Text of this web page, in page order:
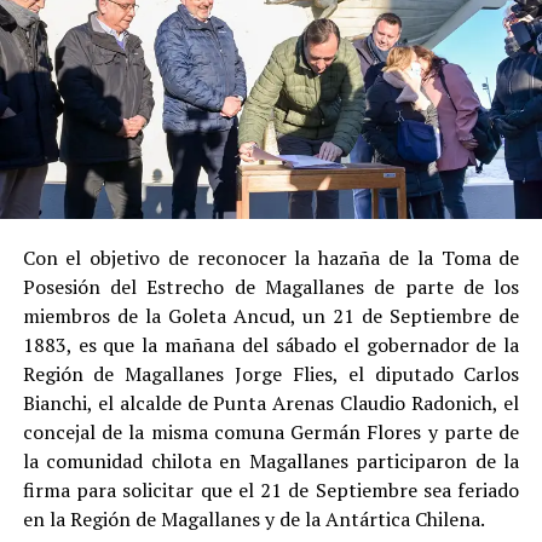
Sucolaboración sustancial con la investigación,
al admitir los hechos.
Suconducta anterior irreprochable , al no
registrar antecedentes penales previos.
Estas circunstancias jurídicas, sumadas al
procedimiento abreviado, redujeron la posibilidad de un
cumplimiento efectivo en recinto penitenciario.
Indemnización a la víctima y nueva investigación
por ocultamiento de bienes
En el ámbito civil, elJuzgado de Letras de Castrodictó
enseptiembre de 2023una sentencia que obliga a
Pedro Montecinos apagar una indemnización total de
$120 millonespor concepto de daño moral:
$80 millonesa favor de la víctima.
Con el objetivo de reconocer la hazaña de la Toma de
Posesión del Estrecho de Magallanes de parte de los
miembros de la Goleta Ancud, un 21 de Septiembre de
1883, es que la mañana del sábado el gobernador de la
Región de Magallanes Jorge Flies, el diputado Carlos
Bianchi, el alcalde de Punta Arenas Claudio Radonich, el
concejal de la misma comuna Germán Flores y parte de
la comunidad chilota en Magallanes participaron de la
firma para solicitar que el 21 de Septiembre sea feriado
en la Región de Magallanes y de la Antártica Chilena.